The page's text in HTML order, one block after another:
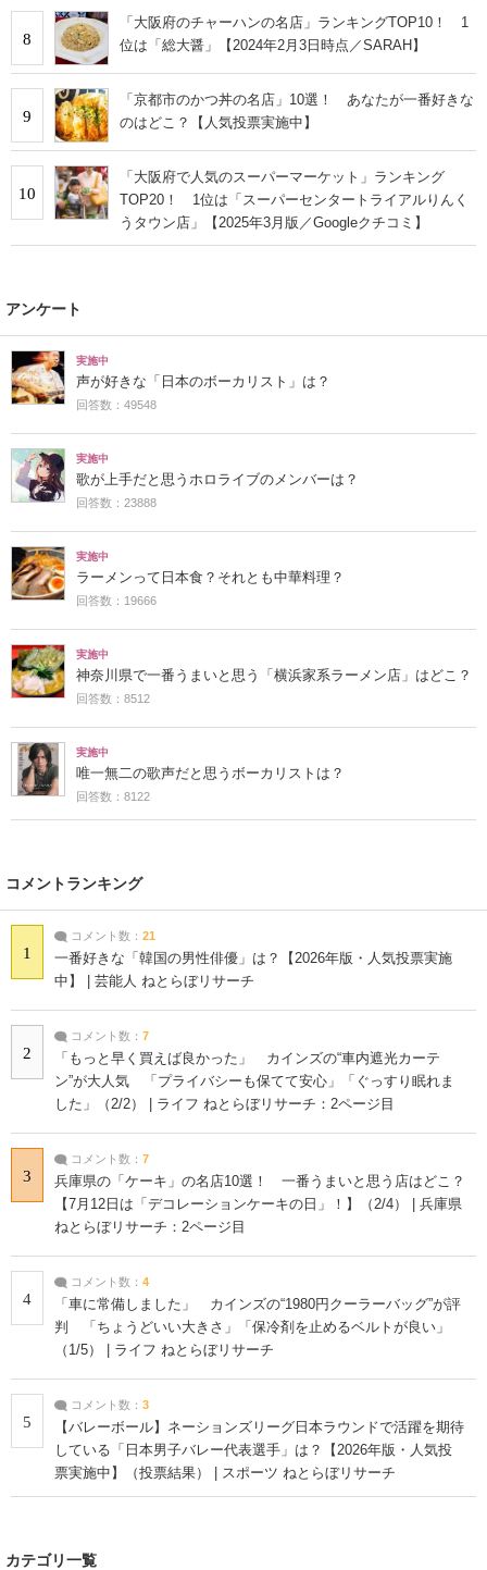
8
「大阪府のチャーハンの名店」ランキングTOP10！ 1
位は「総大醤」【2024年2月3日時点／SARAH】
9
「京都市のかつ丼の名店」10選！ あなたが一番好きな
のはどこ？【人気投票実施中】
10
「大阪府で人気のスーパーマーケット」ランキング
TOP20！ 1位は「スーパーセンタートライアルりんく
うタウン店」【2025年3月版／Googleクチコミ】
アンケート
実施中
声が好きな「日本のボーカリスト」は？
回答数：49548
実施中
歌が上手だと思うホロライブのメンバーは？
回答数：23888
実施中
ラーメンって日本食？それとも中華料理？
回答数：19666
実施中
神奈川県で一番うまいと思う「横浜家系ラーメン店」はどこ？
回答数：8512
実施中
唯一無二の歌声だと思うボーカリストは？
回答数：8122
コメントランキング
1
コメント数： 21
一番好きな「韓国の男性俳優」は？【2026年版・人気投票実施
中】 | 芸能人 ねとらぼリサーチ
2
コメント数： 7
「もっと早く買えば良かった」 カインズの“車内遮光カーテ
ン”が大人気 「プライバシーも保てて安心」「ぐっすり眠れま
した」（2/2） | ライフ ねとらぼリサーチ：2ページ目
3
コメント数： 7
兵庫県の「ケーキ」の名店10選！ 一番うまいと思う店はどこ？
【7月12日は「デコレーションケーキの日」！】（2/4） | 兵庫県
ねとらぼリサーチ：2ページ目
4
コメント数： 4
「車に常備しました」 カインズの“1980円クーラーバッグ”が評
判 「ちょうどいい大きさ」「保冷剤を止めるベルトが良い」
（1/5） | ライフ ねとらぼリサーチ
5
コメント数： 3
【バレーボール】ネーションズリーグ日本ラウンドで活躍を期待
している「日本男子バレー代表選手」は？【2026年版・人気投
票実施中】（投票結果） | スポーツ ねとらぼリサーチ
カテゴリ一覧